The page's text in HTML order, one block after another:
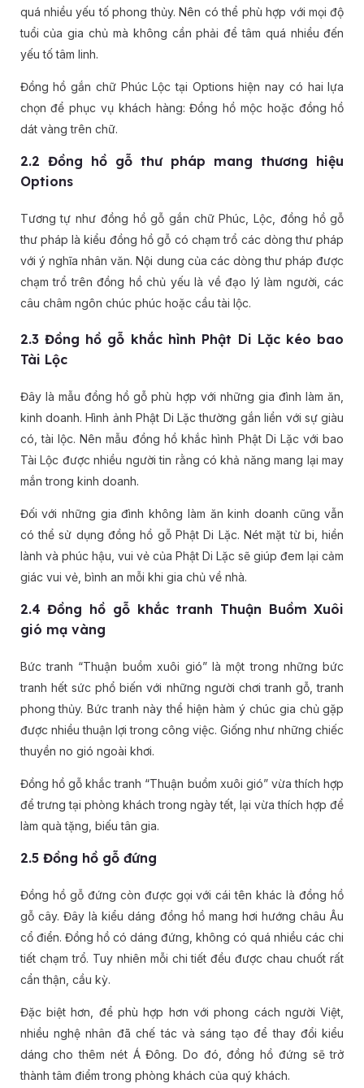
quá nhiều yếu tố phong thủy. Nên có thể phù hợp với mọi độ
tuổi của gia chủ mà không cần phải để tâm quá nhiều đến
yếu tố tâm linh.
Đồng hồ gắn chữ Phúc Lộc tại Options hiện nay có hai lựa
chọn để phục vụ khách hàng: Đồng hồ mộc hoặc đồng hồ
dát vàng trên chữ.
2.2 Đồng hồ gỗ thư pháp mang thương hiệu
Options
Tương tự như đồng hồ gỗ gắn chữ Phúc, Lộc, đồng hồ gỗ
thư pháp là kiểu đồng hồ gỗ có chạm trổ các dòng thư pháp
với ý nghĩa nhân văn. Nội dung của các dòng thư pháp được
chạm trổ trên đồng hồ chủ yếu là về đạo lý làm người, các
câu châm ngôn chúc phúc hoặc cầu tài lộc.
2.3 Đồng hồ gỗ khắc hình Phật Di Lặc kéo bao
Tài Lộc
Đây là mẫu đồng hồ gỗ phù hợp với những gia đình làm ăn,
kinh doanh. Hình ảnh Phật Di Lặc thường gắn liền với sự giàu
có, tài lộc. Nên mẫu đồng hồ khắc hình Phật Di Lặc với bao
Tài Lộc được nhiều người tin rằng có khả năng mang lại may
mắn trong kinh doanh.
Đối với những gia đình không làm ăn kinh doanh cũng vẫn
có thể sử dụng đồng hồ gỗ Phật Di Lặc. Nét mặt từ bi, hiền
lành và phúc hậu, vui vẻ của Phật Di Lặc sẽ giúp đem lại cảm
giác vui vẻ, bình an mỗi khi gia chủ về nhà.
2.4 Đồng hồ gỗ khắc tranh Thuận Buồm Xuôi
gió mạ vàng
Bức tranh “Thuận buồm xuôi gió” là một trong những bức
tranh hết sức phổ biến với những người chơi tranh gỗ, tranh
phong thủy. Bức tranh này thể hiện hàm ý chúc gia chủ gặp
được nhiều thuận lợi trong công việc. Giống như những chiếc
thuyền no gió ngoài khơi.
Đồng hồ gỗ khắc tranh “Thuận buồm xuôi gió” vừa thích hợp
để trưng tại phòng khách trong ngày tết, lại vừa thích hợp để
làm quà tặng, biếu tân gia.
2.5 Đồng hồ gỗ đứng
Đồng hồ gỗ đứng còn được gọi với cái tên khác là đồng hồ
gỗ cây. Đây là kiểu dáng đồng hồ mang hơi hướng châu Âu
cổ điển. Đồng hồ có dáng đứng, không có quá nhiều các chi
tiết chạm trổ. Tuy nhiên mỗi chi tiết đều được chau chuốt rất
cẩn thận, cầu kỳ.
Đặc biệt hơn, để phù hợp hơn với phong cách người Việt,
nhiều nghệ nhân đã chế tác và sáng tạo để thay đổi kiểu
dáng cho thêm nét Á Đông. Do đó, đồng hồ đứng sẽ trở
thành tâm điểm trong phòng khách của quý khách.